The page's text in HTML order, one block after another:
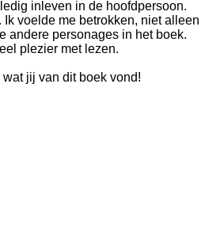
inleven in de hoofdpersoon.
Ik voelde me betrokken, niet alleen
andere personages in het boek.
plezier met lezen.
jij van dit boek vond!